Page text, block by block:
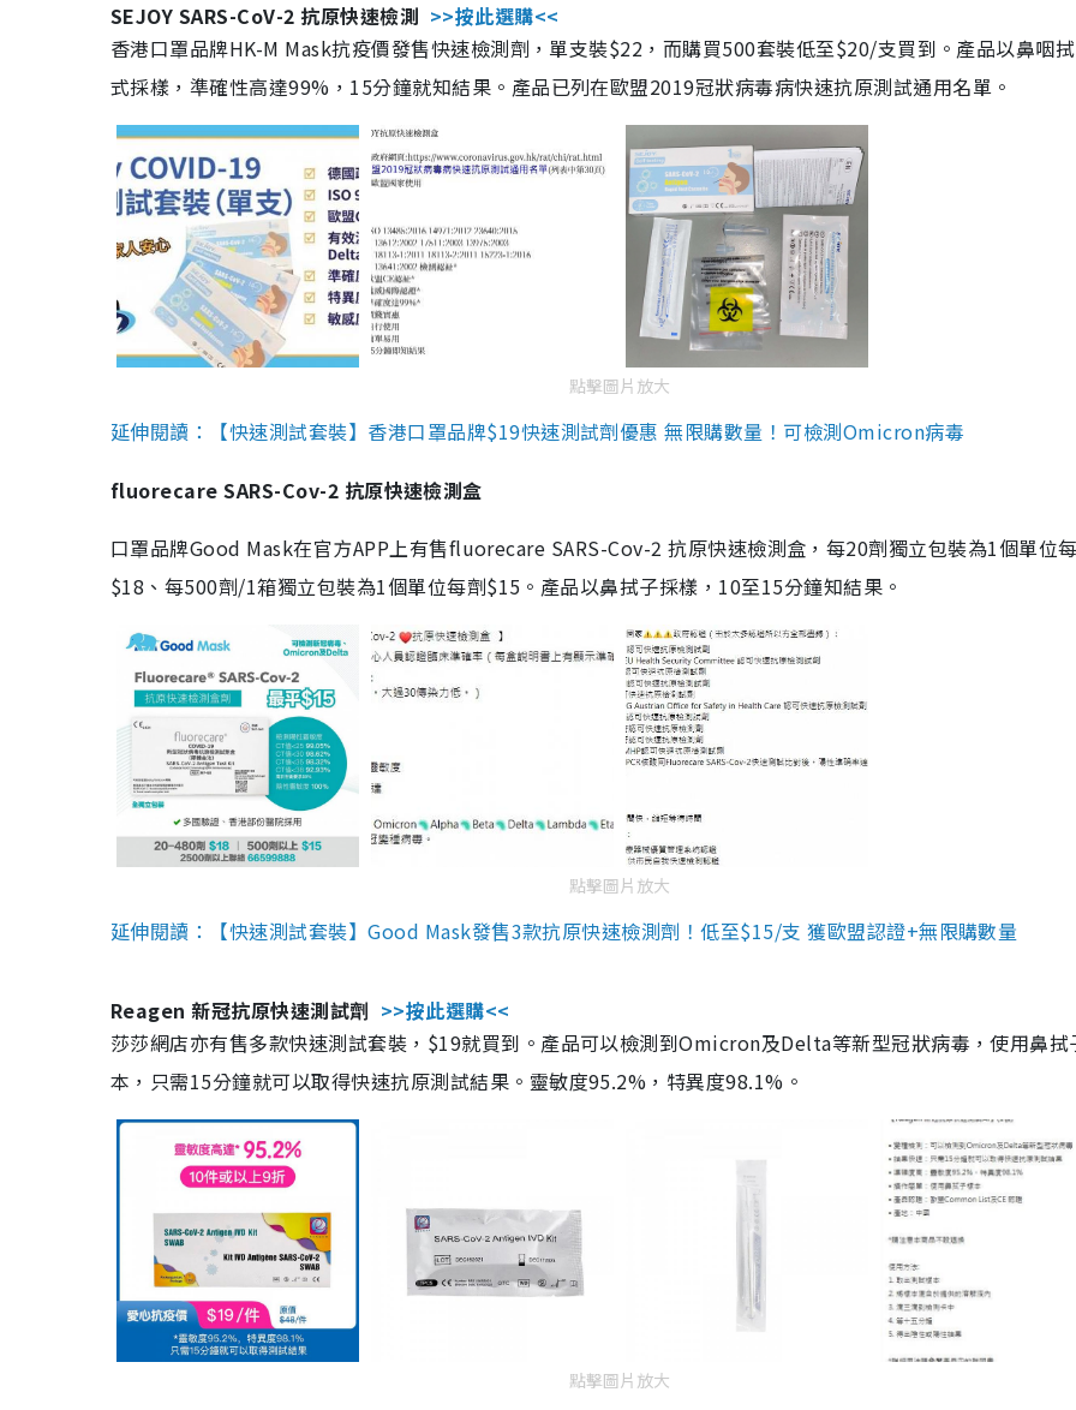
SEJOY SARS-CoV-2 抗原快速檢測 >>按此選購<<
香港口罩品牌HK-M Mask抗疫價發售快速檢測劑，單支裝$22，而購買500套裝低至$20/支買到。產品以鼻咽
式採樣，準確性高達99%，15分鐘就知結果。產品已列在歐盟2019冠狀病毒病快速抗原測試通用名單。
點擊圖片放大
延伸閱讀：【快速測試套裝】香港口罩品牌$19快速測試劑優惠 無限購數量！可檢測Omicron病毒
fluorecare SARS-Cov-2 抗原快速檢測盒
口罩品牌Good Mask在官方APP上有售fluorecare SARS-Cov-2 抗原快速檢測盒，每20劑獨立包裝為1個單位
$18、每500劑/1箱獨立包裝為1個單位每劑$15。產品以鼻拭子採樣，10至15分鐘知結果。
點擊圖片放大
延伸閱讀：【快速測試套裝】Good Mask發售3款抗原快速檢測劑！低至$15/支 獲歐盟認證+無限購數量
Reagen 新冠抗原快速測試劑 >>按此選購<<
莎莎網店亦有售多款快速測試套裝，$19就買到。產品可以檢測到Omicron及Delta等新型冠狀病毒，使用鼻拭
本，只需15分鐘就可以取得快速抗原測試結果。靈敏度95.2%，特異度98.1%。
點擊圖片放大